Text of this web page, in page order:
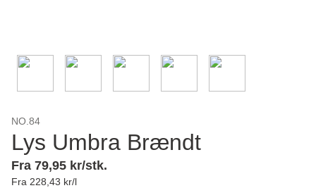
NO.84
Lys Umbra Brændt
Fra 79,95 kr/stk.
Fra 228,43 kr/l